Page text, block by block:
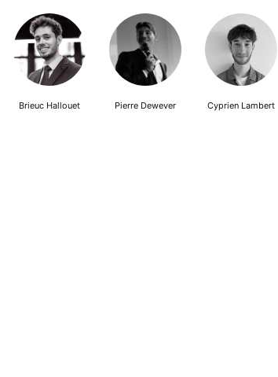
Brieuc Hallouet Pierre Dewever Cyprien Lambert